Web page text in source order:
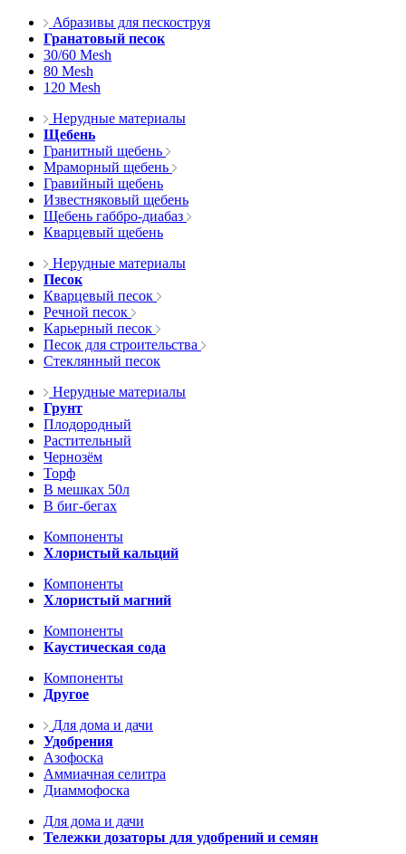
Абразивы для пескоструя
Гранатовый песок
30/60 Mesh
80 Mesh
120 Mesh
Нерудные материалы
Щебень
Гранитный щебень
Мраморный щебень
Гравийный щебень
Известняковый щебень
Щебень габбро-диабаз
Кварцевый щебень
Нерудные материалы
Песок
Кварцевый песок
Речной песок
Карьерный песок
Песок для строительства
Стеклянный песок
Нерудные материалы
Грунт
Плодородный
Растительный
Чернозём
Торф
В мешках 50л
В биг-бегах
Компоненты
Хлористый кальций
Компоненты
Хлористый магний
Компоненты
Каустическая сода
Компоненты
Другое
Для дома и дачи
Удобрения
Азофоска
Аммиачная селитра
Диаммофоска
Для дома и дачи
Тележки дозаторы для удобрений и семян